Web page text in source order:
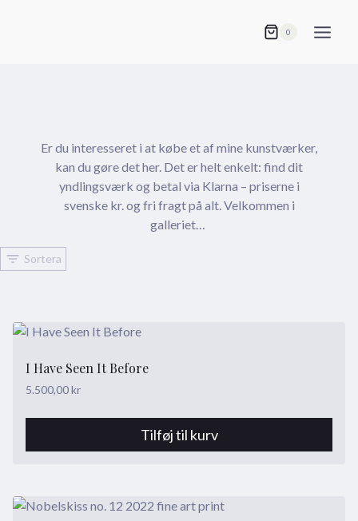
0
Er du interesseret i at købe et af mine kunstværker,
kan du gøre det her. Det er helt enkelt: find dit
yndlingsværk og betal via Klarna – priserne i
svenske kr. og fri fragt på alt. Velkommen i
galleriet…
Sortera
I Have Seen It Before
5.500,00kr
Tilføj til kurv